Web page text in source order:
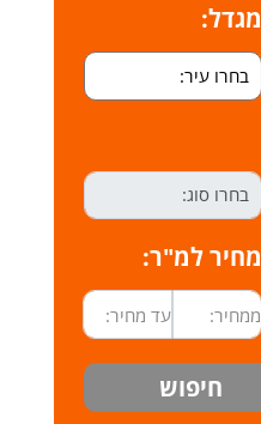
מגדל:
מחיר למ"ר:
חיפוש